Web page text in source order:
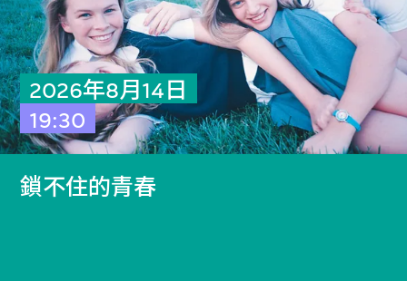
2026年8月14日
19:30
鎖不住的青春